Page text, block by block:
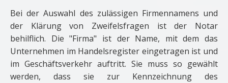
Bei der Auswahl des zulässigen Firmennamens und
der Klärung von Zweifelsfragen ist der Notar
behilflich. Die "Firma" ist der Name, mit dem das
Unternehmen im Handelsregister eingetragen ist und
im Geschäftsverkehr auftritt. Sie muss so gewählt
werden, dass sie zur Kennzeichnung des